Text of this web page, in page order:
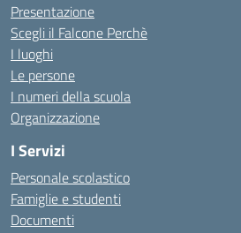
Presentazione
Scegli il Falcone Perchè
I luoghi
Le persone
I numeri della scuola
Organizzazione
I Servizi
Personale scolastico
Famiglie e studenti
Documenti